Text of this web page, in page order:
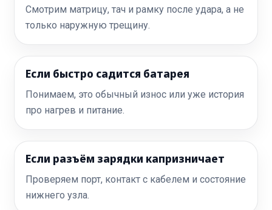
Смотрим матрицу, тач и рамку после удара, а не
только наружную трещину.
Если быстро садится батарея
Понимаем, это обычный износ или уже история
про нагрев и питание.
Если разъём зарядки капризничает
Проверяем порт, контакт с кабелем и состояние
нижнего узла.